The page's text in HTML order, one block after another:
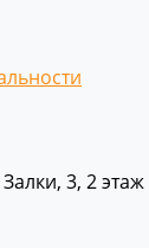
3, 2 этаж